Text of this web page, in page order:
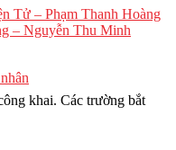
Tử – Phạm Thanh Hoàng
– Nguyễn Thu Minh
khai. Các trường bắt